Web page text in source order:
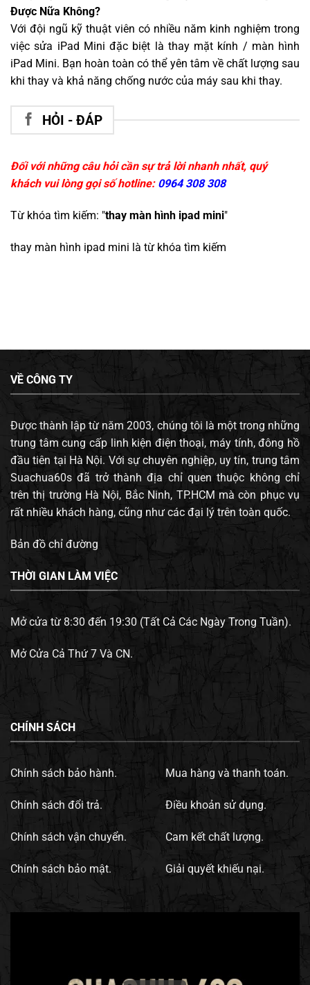
Được Nữa Không?
Với đội ngũ kỹ thuật viên có nhiều năm kinh nghiệm trong
việc sửa iPad Mini đặc biệt là thay mặt kính / màn hình
iPad Mini. Bạn hoàn toàn có thể yên tâm về chất lượng sau
khi thay và khả năng chống nước của máy sau khi thay.
HỎI - ĐÁP
Đối với những câu hỏi cần sự trả lời nhanh nhất, quý
khách vui lòng gọi số hotline: 0964 308 308
Từ khóa tìm kiếm: "thay màn hình ipad mini"
thay màn hình ipad mini là từ khóa tìm kiếm
VỀ CÔNG TY
Được thành lập từ năm 2003, chúng tôi là một trong những
trung tâm cung cấp linh kiện điện thoại, máy tính, đông hồ
đầu tiên tại Hà Nội. Với sự chuyên nghiệp, uy tín, trung tâm
Suachua60s đã trở thành địa chỉ quen thuộc không chỉ
trên thị trường Hà Nội, Bắc Ninh, TP.HCM mà còn phục vụ
rất nhiều khách hàng, cũng như các đại lý trên toàn quốc.
Bản đồ chỉ đường
THỜI GIAN LÀM VIỆC
Mở cửa từ 8:30 đến 19:30 (Tất Cả Các Ngày Trong Tuần).
Mở Cửa Cả Thứ 7 Và CN.
CHÍNH SÁCH
Chính sách bảo hành.
Chính sách đổi trả.
Chính sách vận chuyển.
Chính sách bảo mật.
Mua hàng và thanh toán.
Điều khoản sử dụng.
Cam kết chất lượng.
Giải quyết khiếu nại.